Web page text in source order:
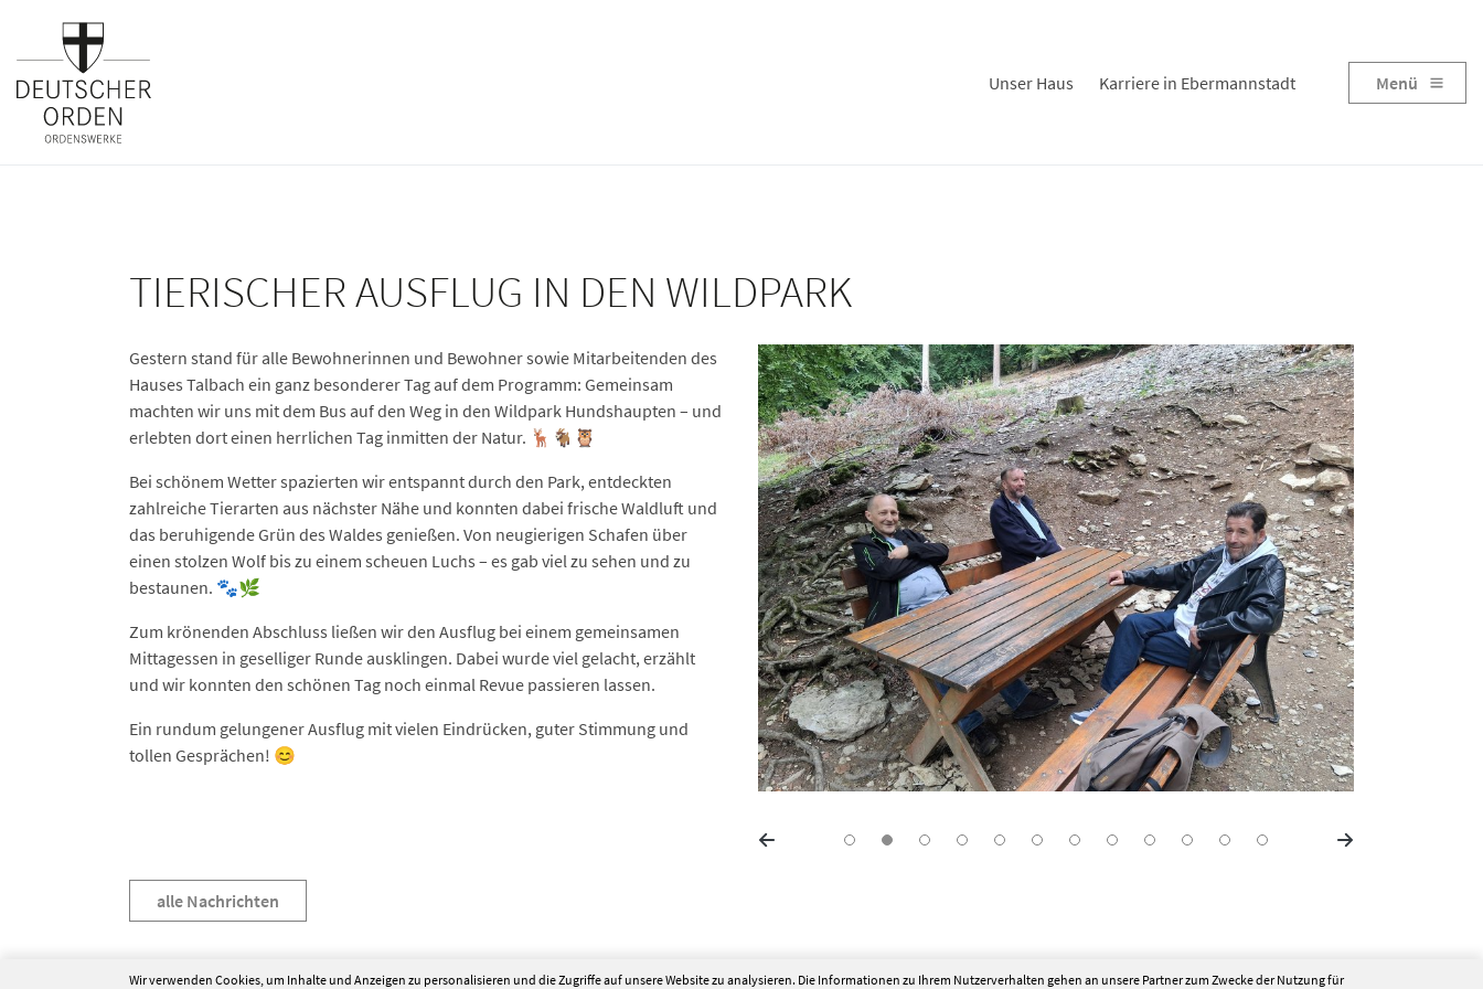
Unser Haus Karriere in Ebermannstadt Menü
TIERISCHER AUSFLUG IN DEN WILDPARK
Gestern stand für alle Bewohnerinnen und Bewohner sowie Mitarbeitenden des
Hauses Talbach ein ganz besonderer Tag auf dem Programm: Gemeinsam
machten wir uns mit dem Bus auf den Weg in den Wildpark Hundshaupten – und
erlebten dort einen herrlichen Tag inmitten der Natur. 🦌🐐🦉
Bei schönem Wetter spazierten wir entspannt durch den Park, entdeckten
zahlreiche Tierarten aus nächster Nähe und konnten dabei frische Waldluft und
das beruhigende Grün des Waldes genießen. Von neugierigen Schafen über
einen stolzen Wolf bis zu einem scheuen Luchs – es gab viel zu sehen und zu
bestaunen. 🐾🌿
Zum krönenden Abschluss ließen wir den Ausflug bei einem gemeinsamen
Mittagessen in geselliger Runde ausklingen. Dabei wurde viel gelacht, erzählt
und wir konnten den schönen Tag noch einmal Revue passieren lassen.
Ein rundum gelungener Ausflug mit vielen Eindrücken, guter Stimmung und
tollen Gesprächen! 😊
alle Nachrichten
Wir verwenden Cookies, um Inhalte und Anzeigen zu personalisieren und die Zugriffe auf unsere Website zu analysieren. Die Informationen zu Ihrem Nutzerverhalten gehen an unsere Partner zum Zwecke der Nutzung für